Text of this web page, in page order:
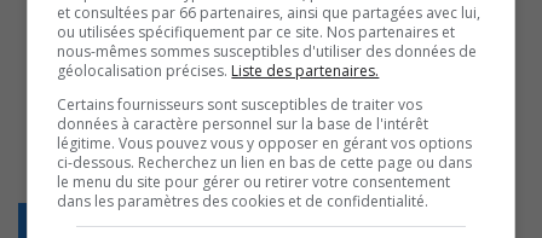
Retour
et consultées par 66 partenaires, ainsi que partagées avec lui,
ou utilisées spécifiquement par ce site. Nos partenaires et
nous-mêmes sommes susceptibles d'utiliser des données de
géolocalisation précises. Liste des partenaires.
Certains fournisseurs sont susceptibles de traiter vos
données à caractère personnel sur la base de l'intérêt
légitime. Vous pouvez vous y opposer en gérant vos options
ci-dessous. Recherchez un lien en bas de cette page ou dans
le menu du site pour gérer ou retirer votre consentement
dans les paramètres des cookies et de confidentialité.